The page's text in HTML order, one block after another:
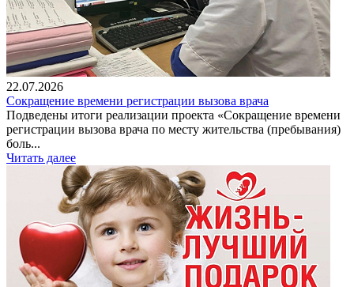
22.07.2026
Сокращение времени регистрации вызова врача
Подведены итоги реализации проекта «Сокращение времени
регистрации вызова врача по месту жительства (пребывания)
боль...
Читать далее